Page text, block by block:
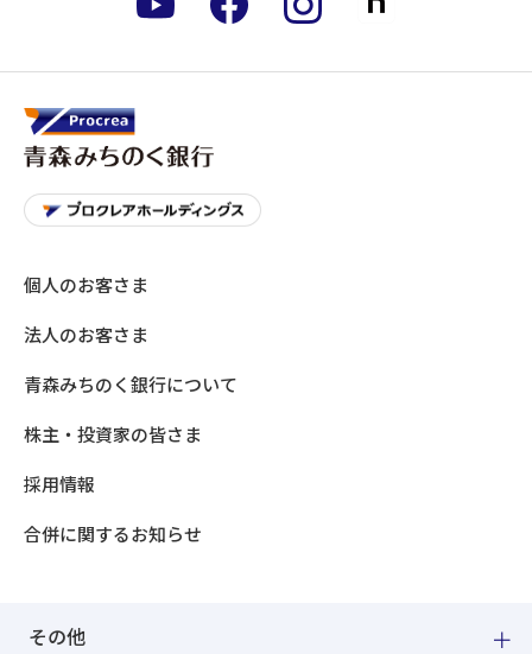
個人のお客さま
法人のお客さま
青森みちのく銀行について
株主・投資家の皆さま
採用情報
合併に関するお知らせ
その他